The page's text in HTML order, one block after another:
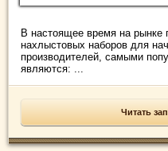
В настоящее время на рынке
нахлыстовых наборов для
производителей, самыми
являются: ...
Читать